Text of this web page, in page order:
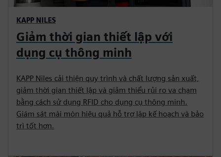
KAPP NILES
Giảm thời gian thiết lập với
dụng cụ thông minh
KAPP Niles cải thiện quy trình và chất lượng sản xuất,
giảm thời gian thiết lập và giảm thiểu rủi ro va chạm
bằng cách sử dụng RFID cho dụng cụ thông minh.
Giám sát mài mòn hiệu quả hỗ trợ lập kế hoạch và bảo
trì tốt hơn.